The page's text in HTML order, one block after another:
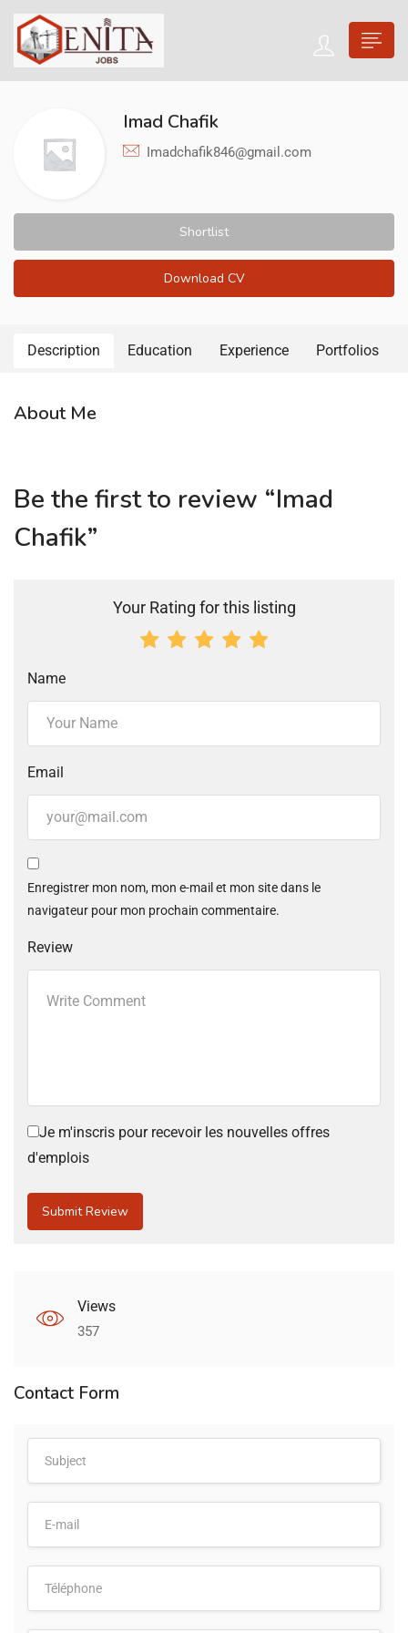
Imad Chafik
Imadchafik846@gmail.com
Shortlist
Download CV
Description Education Experience Portfolios
About Me
Be the first to review “Imad
Chafik”
Your Rating for this listing
Name
Email
Enregistrer mon nom, mon e-mail et mon site dans le
navigateur pour mon prochain commentaire.
Review
Je m'inscris pour recevoir les nouvelles offres
d'emplois
Views
357
Contact Form